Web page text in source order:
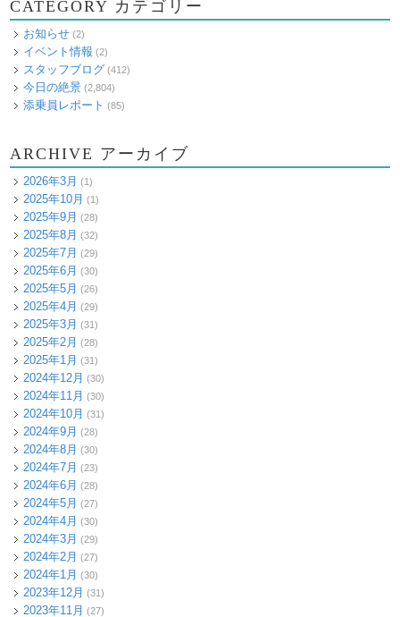
CATEGORY カテゴリー
お知らせ (2)
イベント情報 (2)
スタッフブログ (412)
今日の絶景 (2,804)
添乗員レポート (85)
ARCHIVE アーカイブ
2026年3月 (1)
2025年10月 (1)
2025年9月 (28)
2025年8月 (32)
2025年7月 (29)
2025年6月 (30)
2025年5月 (26)
2025年4月 (29)
2025年3月 (31)
2025年2月 (28)
2025年1月 (31)
2024年12月 (30)
2024年11月 (30)
2024年10月 (31)
2024年9月 (28)
2024年8月 (30)
2024年7月 (23)
2024年6月 (28)
2024年5月 (27)
2024年4月 (30)
2024年3月 (29)
2024年2月 (27)
2024年1月 (30)
2023年12月 (31)
2023年11月 (27)